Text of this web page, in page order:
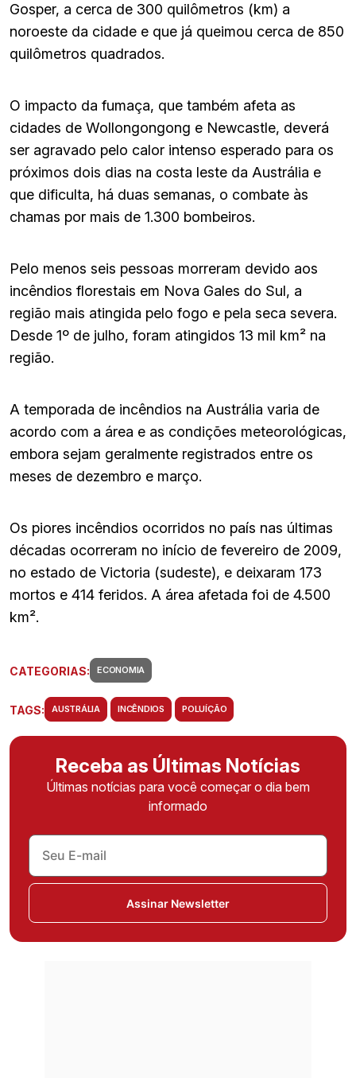
Gosper, a cerca de 300 quilômetros (km) a
noroeste da cidade e que já queimou cerca de 850
quilômetros quadrados.
O impacto da fumaça, que também afeta as
cidades de Wollongongong e Newcastle, deverá
ser agravado pelo calor intenso esperado para os
próximos dois dias na costa leste da Austrália e
que dificulta, há duas semanas, o combate às
chamas por mais de 1.300 bombeiros.
Pelo menos seis pessoas morreram devido aos
incêndios florestais em Nova Gales do Sul, a
região mais atingida pelo fogo e pela seca severa.
Desde 1º de julho, foram atingidos 13 mil km² na
região.
A temporada de incêndios na Austrália varia de
acordo com a área e as condições meteorológicas,
embora sejam geralmente registrados entre os
meses de dezembro e março.
Os piores incêndios ocorridos no país nas últimas
décadas ocorreram no início de fevereiro de 2009,
no estado de Victoria (sudeste), e deixaram 173
mortos e 414 feridos. A área afetada foi de 4.500
km².
CATEGORIAS: ECONOMIA
TAGS: AUSTRÁLIA INCÊNDIOS POLUÍÇÃO
Receba as Últimas Notícias
Últimas notícias para você começar o dia bem
informado
Assinar Newsletter